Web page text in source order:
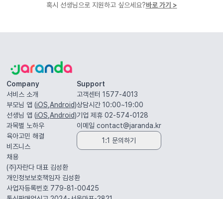
혹시 선생님으로 지원하고 싶으세요?바로 가기 >
Company
서비스 소개
부모님 앱 (iOS Android)
선생님 앱 (iOS Android)
과목별 노하우
육아고민 해결
비즈니스
채용
Support
고객센터 1577-4013
상담시간 10:00~19:00
기업 제휴 02-574-0128
이메일 contact@jaranda.kr
1:1 문의하기
(주)자란다 대표 김성환
개인정보보호책임자 김성환
사업자등록번호 779-81-00425